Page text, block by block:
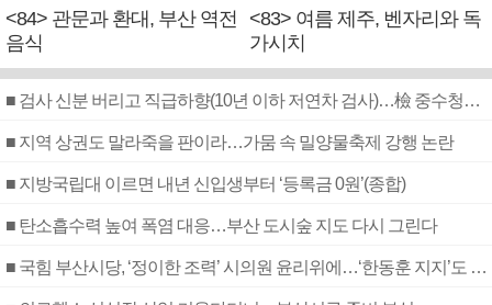
<84> 관문과 환대, 부산 역전
음식
<83> 여름 제주, 벤자리와 독
가시치
■ 검사 신분 버리고 직급하향(10년 이하 저연차 검사)…檢 중수청행 기피
■ 지역 상권도 말라죽을 판이라…가뭄 속 밀양물축제 강행 논란
■ 지방국립대 이르면 내년 신입생부터 ‘등록금 0원’(종합)
■ 탄소흡수력 높여 폭염 대응…부산 도시숲 지도 다시 그린다
■ 국힘 부산시당, ‘정이한 조력’ 시의원 윤리위에…‘한동훈 지지’도 신고접수